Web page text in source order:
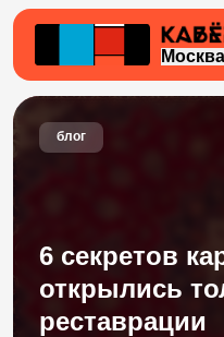
Москва
блог
6 секретов
открылись
реставрации